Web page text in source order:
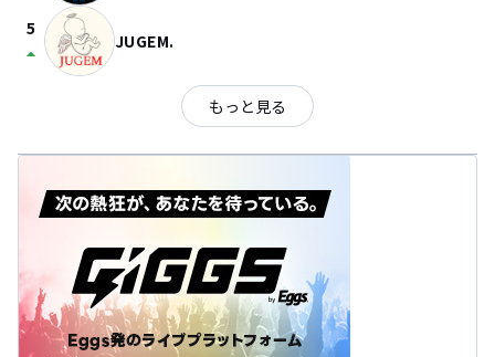
5
arrow_drop_up JUGEM.
もっと見る